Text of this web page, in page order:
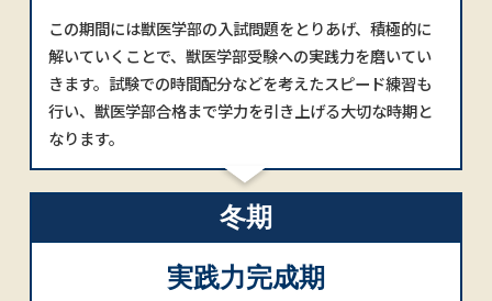
この期間には獣医学部の入試問題をとりあげ、積極的に
解いていくことで、獣医学部受験への実践力を磨いてい
きます。試験での時間配分などを考えたスピード練習も
行い、獣医学部合格まで学力を引き上げる大切な時期と
なります。
冬期
実践力完成期